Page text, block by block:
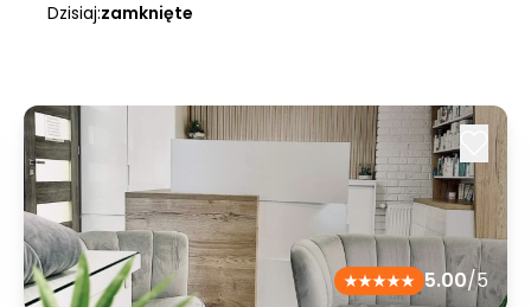
Dzisiaj:zamknięte
5.00/5